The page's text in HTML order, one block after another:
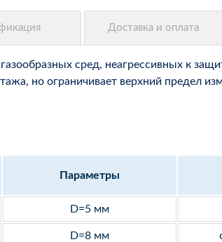
сред, неагрессивных к
но ограничивает верхний предел
Параметры
D=5 мм
D=8 мм